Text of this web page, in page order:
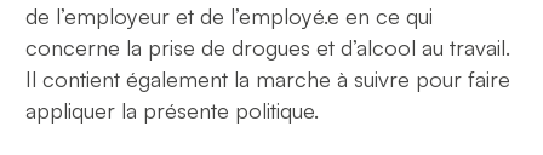
de l’employeur et de l’employé.e en ce qui
concerne la prise de drogues et d’alcool au travail.
Il contient également la marche à suivre pour faire
appliquer la présente politique.